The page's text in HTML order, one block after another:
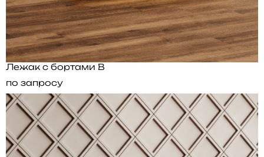
Лежак с бортами B
по запросу